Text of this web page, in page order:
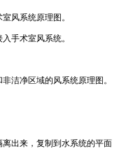
风系统原理图。
手术室风系统。
洁净区域的风系统原理图。
离出来，复制到水系统的平面